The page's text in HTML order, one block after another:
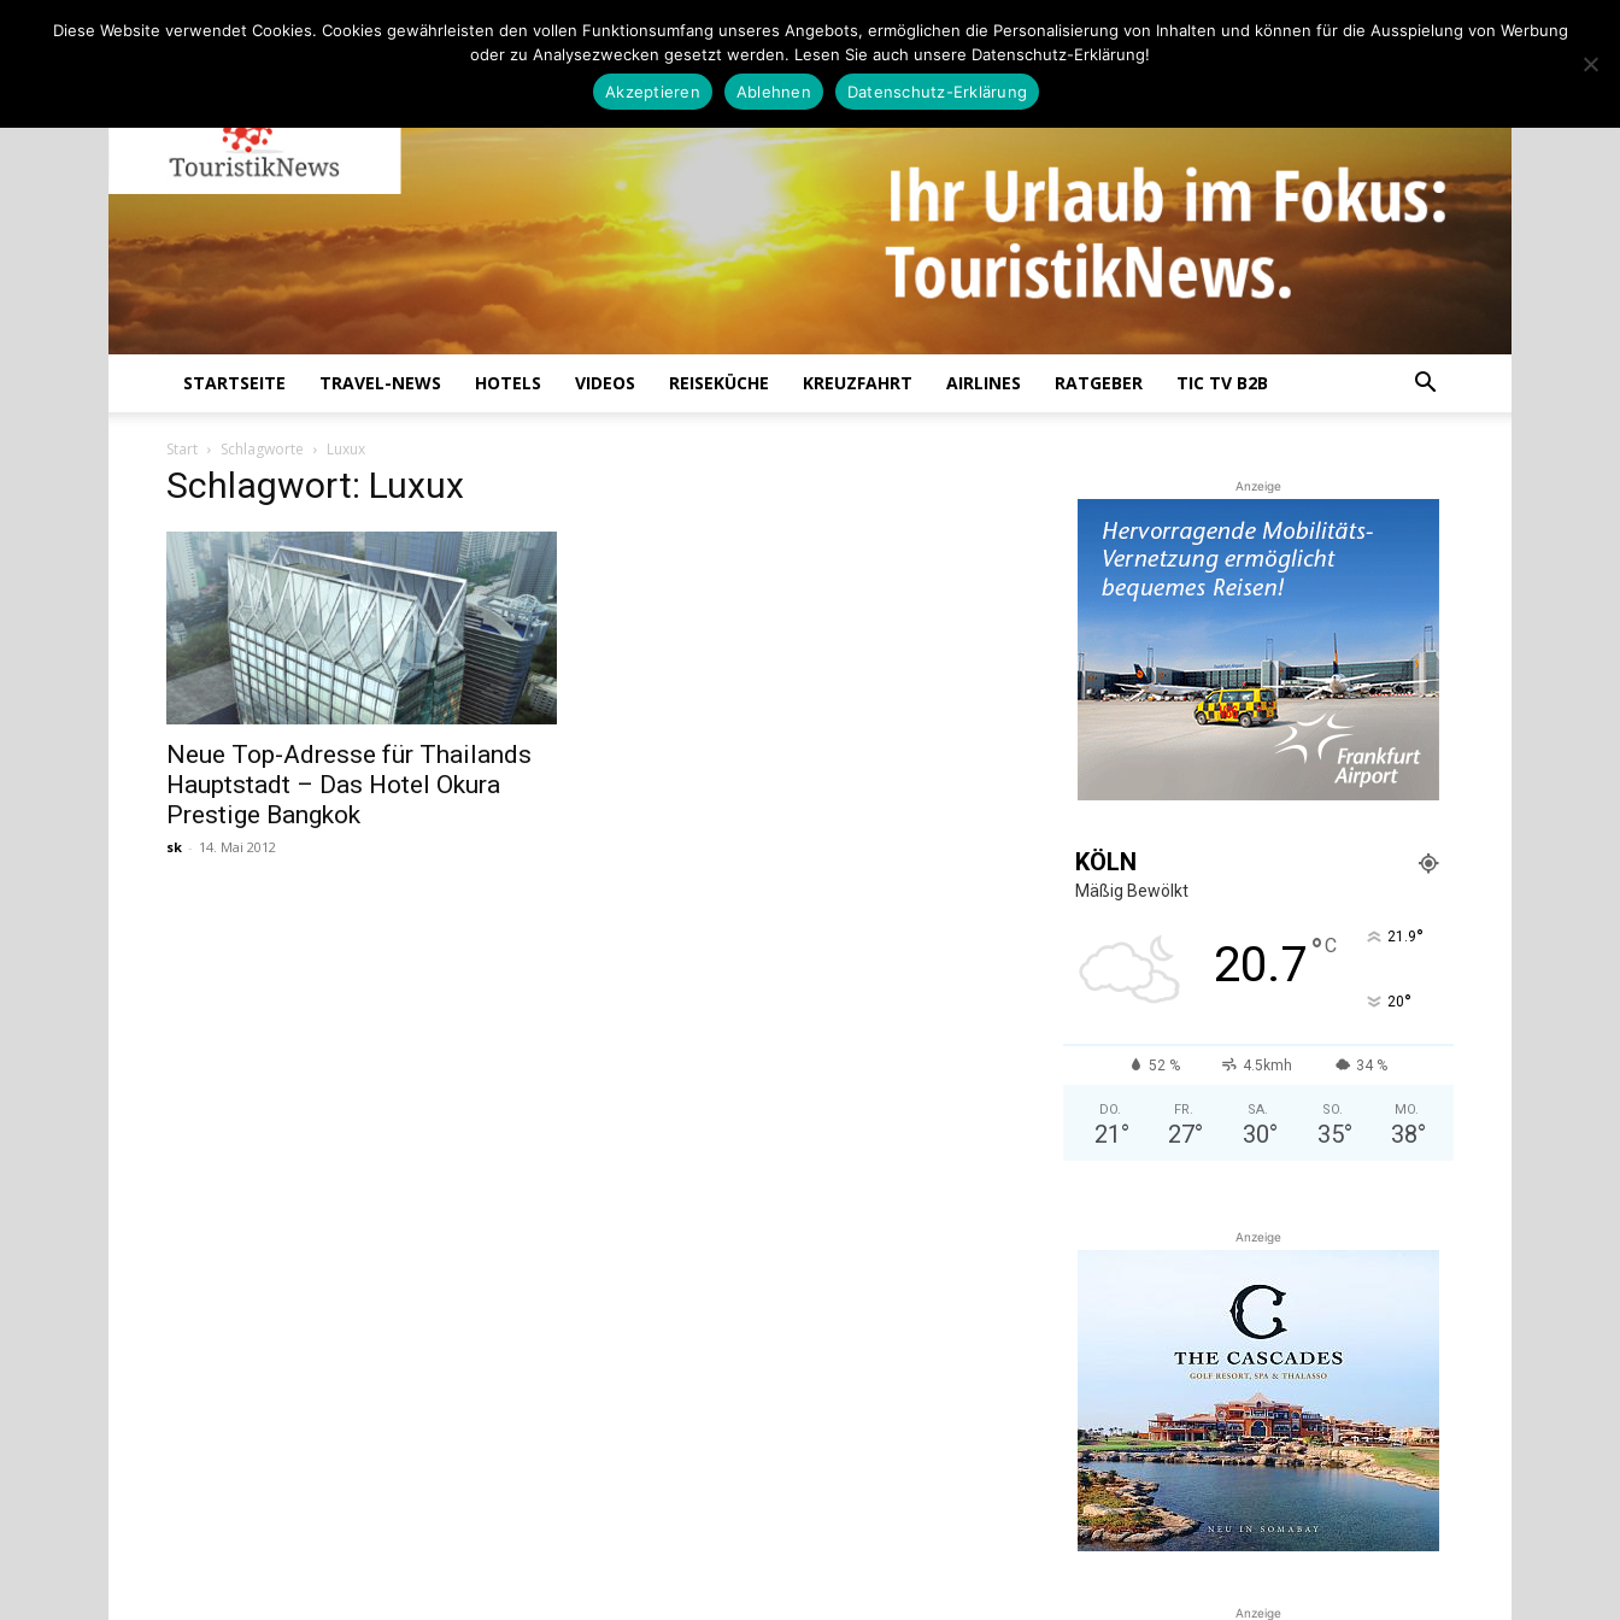
STARTSEITE TRAVEL-NEWS HOTELS VIDEOS REISEKÜCHE KREUZFAHRT AIRLINES RATGEBER TIC TV B2B
Start Schlagworte Luxux
Schlagwort: Luxux
Neue Top-Adresse für Thailands
Hauptstadt – Das Hotel Okura
Prestige Bangkok
sk - 14. Mai 2012
Anzeige
KÖLN
Mäßig Bewölkt
20.7°C 21.9°
20°
52 % 4.5kmh 34 %
DO.
21 °
FR.
27°
SA.
30°
SO.
35°
MO.
38°
Anzeige
Anzeige
Diese Website verwendet Cookies. Cookies gewährleisten den vollen Funktionsumfang unseres Angebots, ermöglichen die Personalisierung von Inhalten und können für die Ausspielung von Werbung
oder zu Analysezwecken gesetzt werden. Lesen Sie auch unsere Datenschutz-Erklärung!
Akzeptieren
Ablehnen Datenschutz-Erklärung